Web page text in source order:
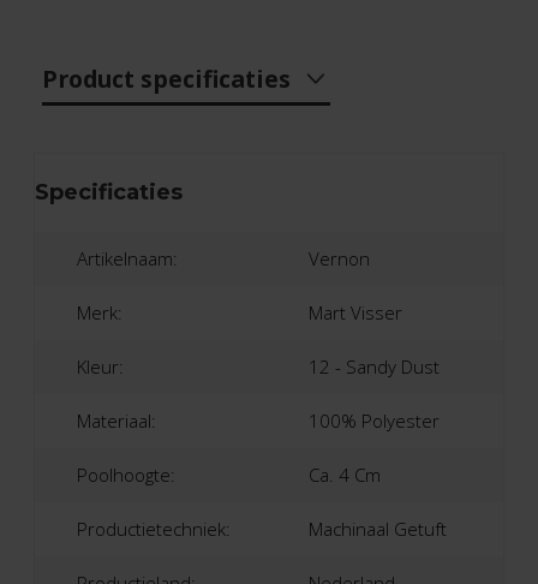
Product specificaties
Specificaties
Artikelnaam: Vernon
Merk: Mart Visser
Kleur: 12 - Sandy Dust
Materiaal: 100% Polyester
Poolhoogte: Ca. 4 Cm
Productietechniek: Machinaal Getuft